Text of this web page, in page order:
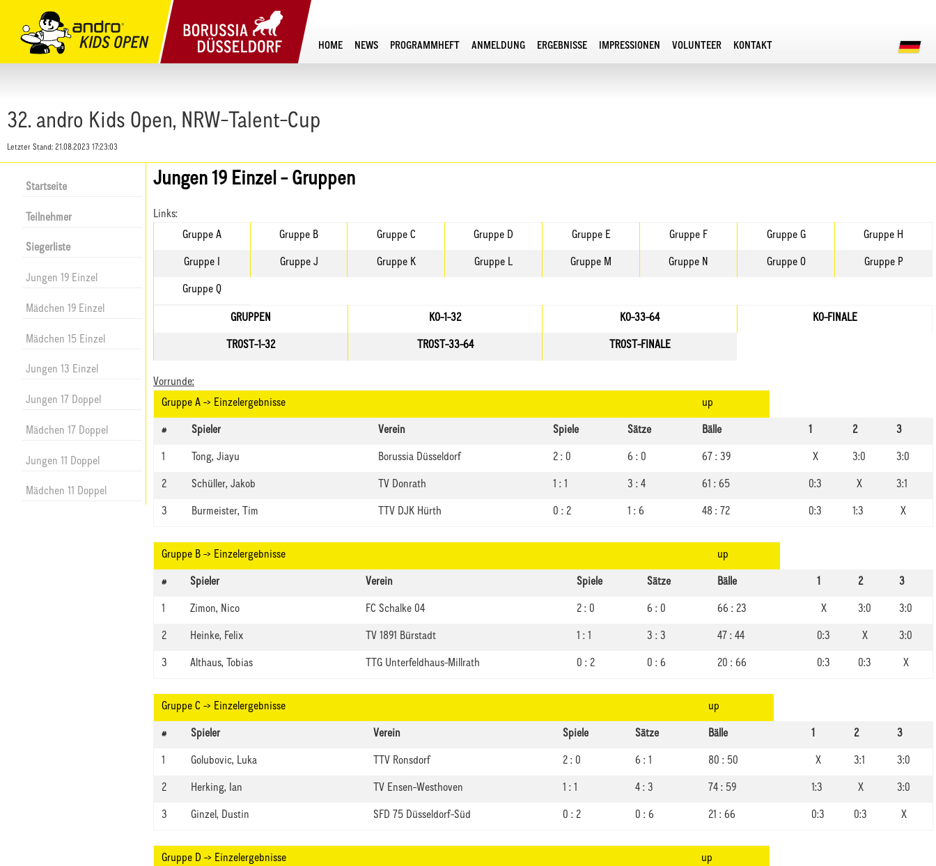
HOME NEWS PROGRAMMHEFT ANMELDUNG ERGEBNISSE IMPRESSIONEN VOLUNTEER KONTAKT
32. andro Kids Open, NRW-Talent-Cup
Letzter Stand: 21.08.2023 17:23:03
Startseite
Teilnehmer
Siegerliste
Jungen 19 Einzel
Mädchen 19 Einzel
Mädchen 15 Einzel
Jungen 13 Einzel
Jungen 17 Doppel
Mädchen 17 Doppel
Jungen 11 Doppel
Mädchen 11 Doppel
Jungen 19 Einzel - Gruppen
Links:
Gruppe A
Gruppe B Gruppe C Gruppe D Gruppe E Gruppe F Gruppe G Gruppe H
Gruppe I Gruppe J Gruppe K Gruppe L Gruppe M Gruppe N Gruppe O Gruppe P
Gruppe Q
GRUPPEN KO-1-32 KO-33-64 KO-FINALE
TROST-1-32 TROST-33-64 TROST-FINALE
Vorrunde:
Gruppe A -> Einzelergebnisse
up
# Spieler Verein Spiele Sätze Bälle 1 2 3
1 Tong, Jiayu Borussia Düsseldorf 2 : 0 6 : 0 67 : 39 X 3:0 3:0
2 Schüller, Jakob TV Donrath 1 : 1 3 : 4 61 : 65 0:3 X 3:1
3 Burmeister, Tim TTV DJK Hürth 0 : 2 1 : 6 48 : 72 0:3 1:3 X
Gruppe B -> Einzelergebnisse up
# Spieler Verein Spiele Sätze Bälle 1 2 3
1 Zimon, Nico FC Schalke 04 2 : 0 6 : 0 66 : 23 X 3:0 3:0
2 Heinke, Felix TV 1891 Bürstadt 1 : 1 3 : 3 47 : 44 0:3 X 3:0
3 Althaus, Tobias TTG Unterfeldhaus-Millrath 0 : 2 0 : 6 20 : 66 0:3 0:3 X
Gruppe C -> Einzelergebnisse up
# Spieler Verein Spiele Sätze Bälle 1 2 3
1 Golubovic, Luka TTV Ronsdorf 2 : 0 6 : 1 80 : 50 X 3:1 3:0
2 Herking, Ian TV Ensen-Westhoven 1 : 1 4 : 3 74 : 59 1:3 X 3:0
3 Ginzel, Dustin SFD 75 Düsseldorf-Süd 0 : 2 0 : 6 21 : 66 0:3 0:3 X
Gruppe D -> Einzelergebnisse up